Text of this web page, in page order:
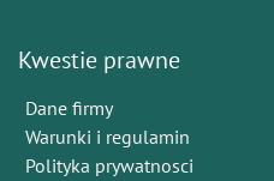
Kwestie prawne
Dane firmy
Warunki i regulamin
Polityka prywatnosci